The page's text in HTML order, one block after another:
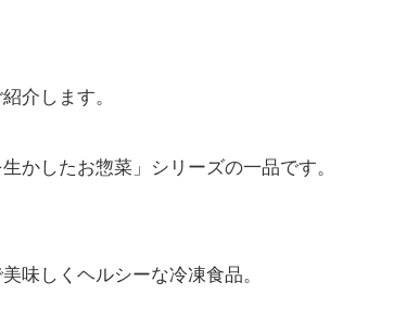
介します。
かしたお惣菜」シリーズの一品です。
味しくヘルシーな冷凍食品。